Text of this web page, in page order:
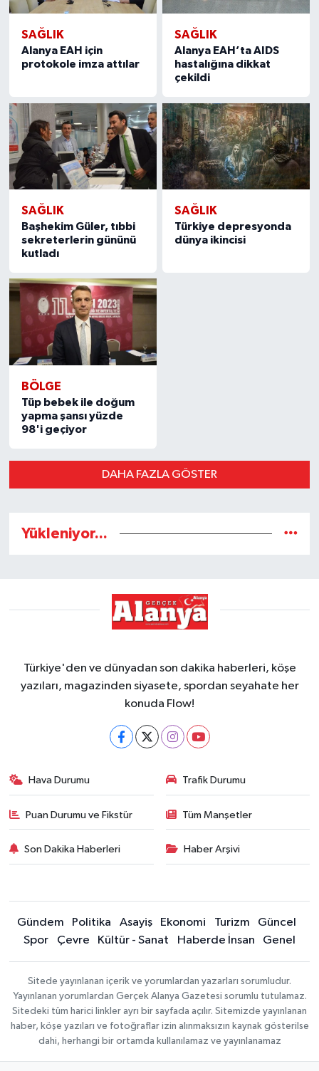
SAĞLIK
Alanya EAH için
protokole imza attılar
SAĞLIK
Alanya EAH’ta AIDS
hastalığına dikkat
çekildi
SAĞLIK
Başhekim Güler, tıbbi
sekreterlerin gününü
kutladı
SAĞLIK
Türkiye depresyonda
dünya ikincisi
BÖLGE
Tüp bebek ile doğum
yapma şansı yüzde
98'i geçiyor
DAHA FAZLA GÖSTER
Yükleniyor...
Türkiye'den ve dünyadan son dakika haberleri, köşe
yazıları, magazinden siyasete, spordan seyahate her
konuda Flow!
Hava Durumu Trafik Durumu
Puan Durumu ve Fikstür Tüm Manşetler
Son Dakika Haberleri Haber Arşivi
Gündem Politika Asayiş Ekonomi Turizm
Güncel
Spor
Çevre Kültür - Sanat Haberde İnsan Genel
Sitede yayınlanan içerik ve yorumlardan yazarları sorumludur.
Yayınlanan yorumlardan Gerçek Alanya Gazetesi sorumlu tutulamaz.
Sitedeki tüm harici linkler ayrı bir sayfada açılır. Sitemizde yayınlanan
haber, köşe yazıları ve fotoğraflar izin alınmaksızın kaynak gösterilse
dahi, herhangi bir ortamda kullanılamaz ve yayınlanamaz